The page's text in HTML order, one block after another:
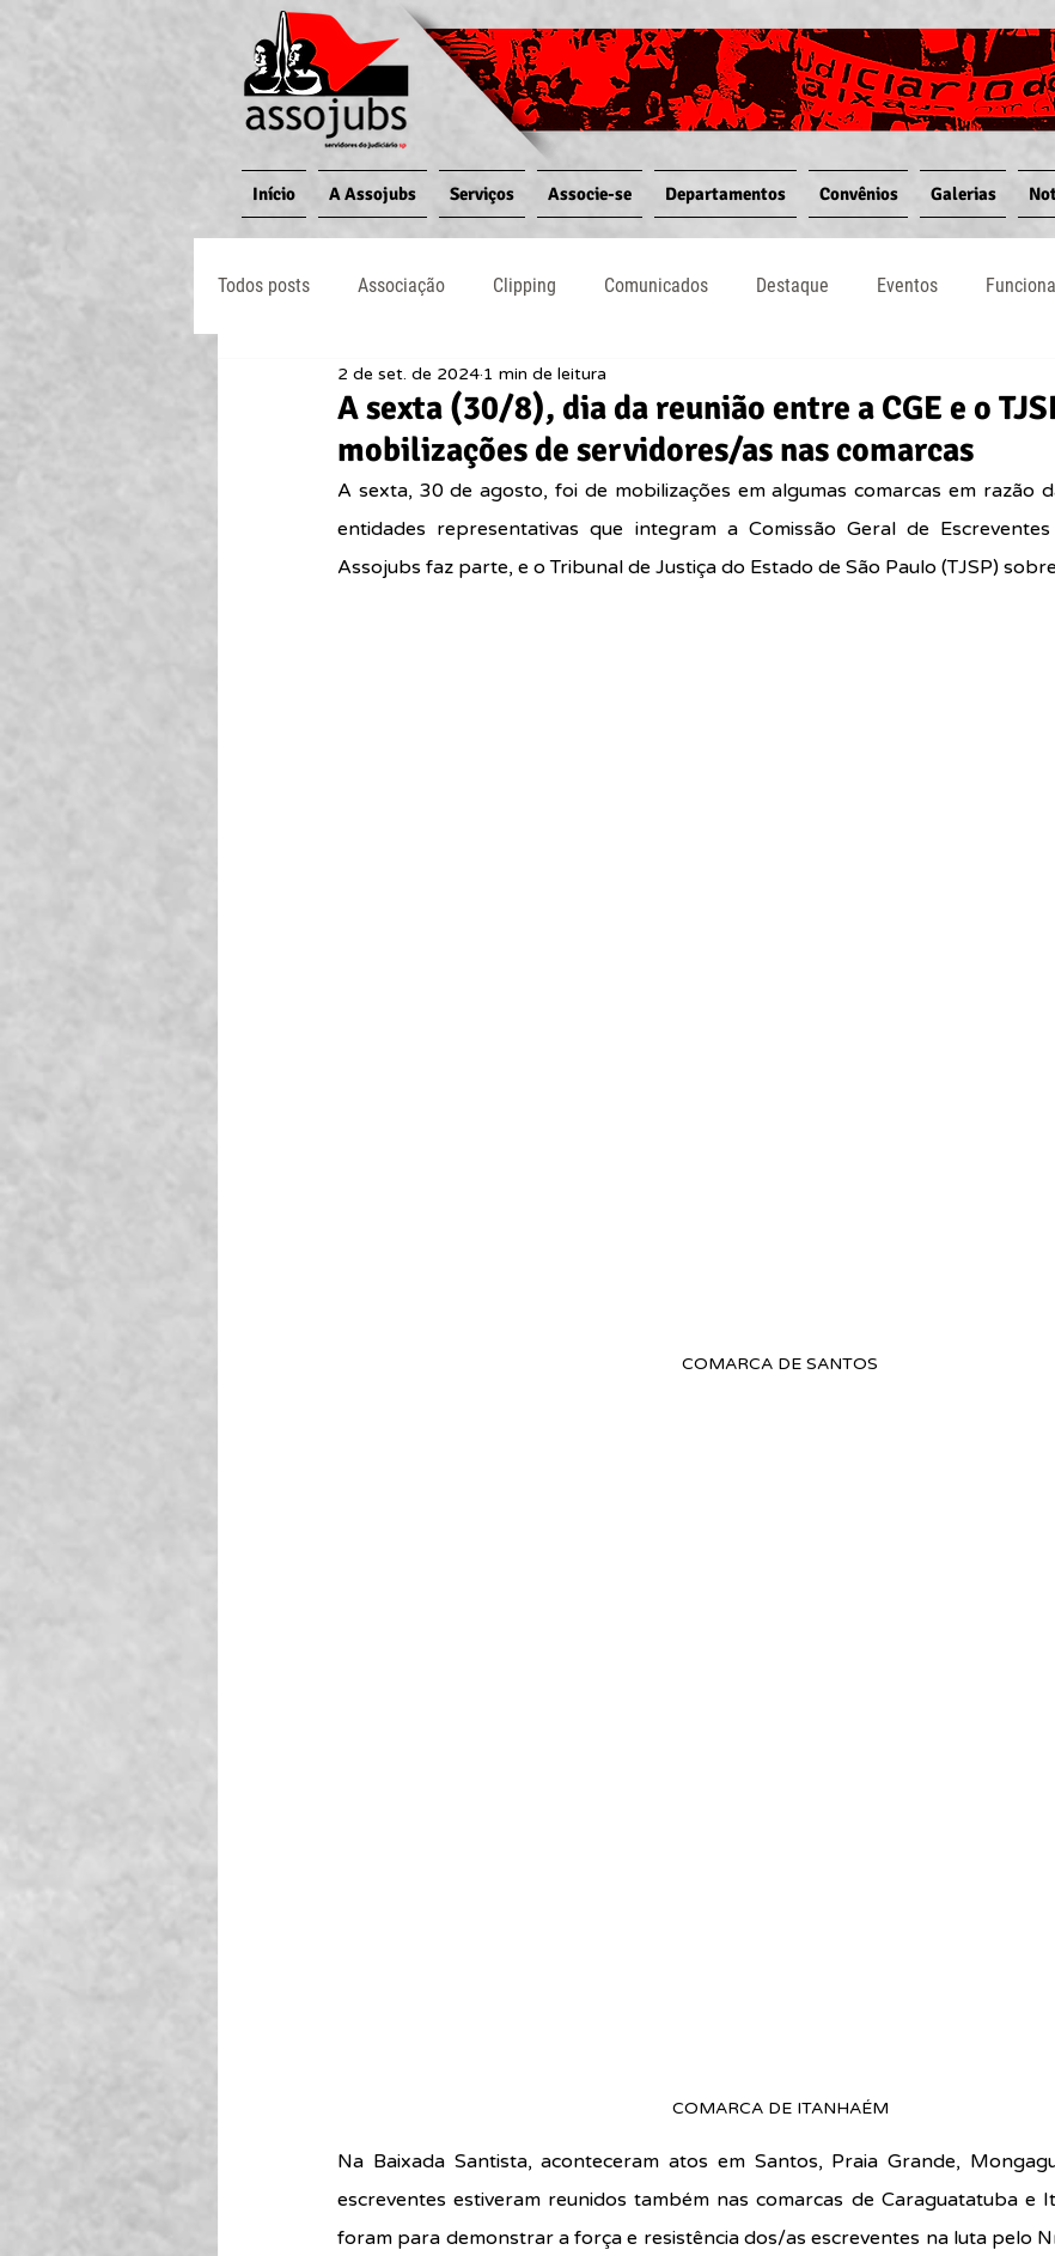
Início A Assojubs Serviços Associe-se Departamentos Convênios Galerias
Todos posts Associação Clipping Comunicados Destaque Eventos
Jornal O Processo Judiciário Notícias
A sexta (30/8), dia da reunião entre a CGE e o
mobilizações de servidores/as nas comarcas
2 de set. de 2024 1 min de leitura
A sexta, 30 de agosto, foi de mobilizações em algumas comarcas em razão
entidades representativas que integram a Comissão Geral de
Assojubs faz parte, e o Tribunal de Justiça do Estado de São Paulo (TJSP)
COMARCA DE SANTOS
COMARCA DE ITANHAÉM
Na Baixada Santista, aconteceram atos em Santos, Praia Grande,
escreventes estiveram reunidos também nas comarcas de Caraguatatuba e
foram para demonstrar a força e resistência dos/as escreventes na luta pelo